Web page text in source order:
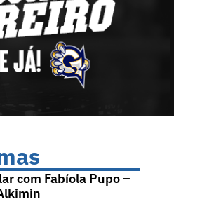
com Fabíola Pupo –